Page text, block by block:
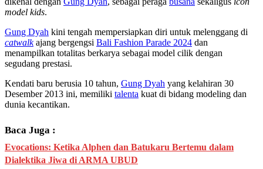
model kids.
Gung Dyah kini tengah mempersiapkan diri untuk melenggang di
catwalkajang bergengsi Bali Fashion Parade 2024 dan
menampilkan totalitas berkarya sebagai model cilik dengan
segudang prestasi.
Kendati baru berusia 10 tahun, Gung Dyah yang kelahiran 30
Desember 2013 ini, memiliki talenta kuat di bidang modeling dan
dunia kecantikan.
Baca Juga :
Evocations: Ketika Alphen dan Batukaru Bertemu dalam
Dialektika Jiwa di ARMA UBUD